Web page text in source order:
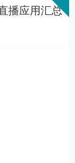
播应用汇总